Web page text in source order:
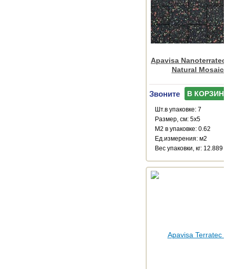
Apavisa
Natural
Звоните В КОРЗИНУ
Шт.в упаковке: 7
Размер, см: 5x5
М2 в упаковке: 0.62
Ед.измерения: м2
Веc упаковки, кг: 12.889